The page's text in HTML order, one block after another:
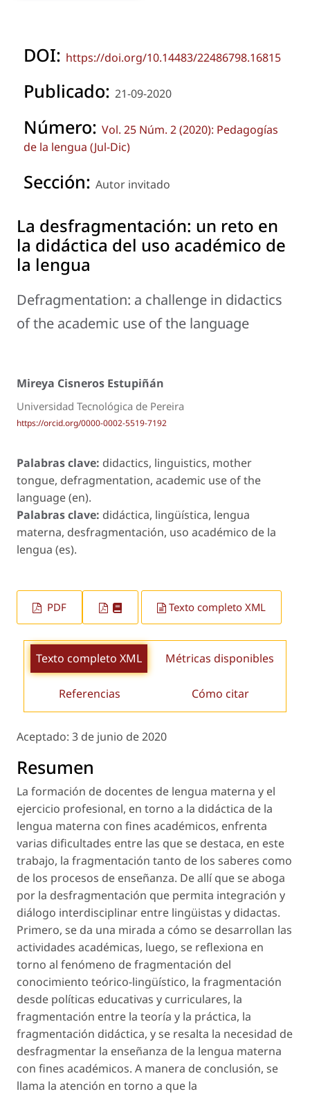
DOI: https://doi.org/10.14483/22486798.16815
Publicado: 21-09-2020
Número: Vol. 25 Núm. 2 (2020): Pedagogías
de la lengua (Jul-Dic)
Sección: Autor invitado
La desfragmentación: un reto en
la didáctica del uso académico de
la lengua
Defragmentation: a challenge in didactics
of the academic use of the language
Mireya Cisneros Estupiñán
Universidad Tecnológica de Pereira
https://orcid.org/0000-0002-5519-7192
Palabras clave: didactics, linguistics, mother
tongue, defragmentation, academic use of the
language (en).
Palabras clave: didáctica, lingüística, lengua
materna, desfragmentación, uso académico de la
lengua (es).
PDF Texto completo XML
Texto completo XML Métricas disponibles
Referencias Cómo citar
Aceptado: 3 de junio de 2020
Resumen
La formación de docentes de lengua materna y el
ejercicio profesional, en torno a la didáctica de la
lengua materna con fines académicos, enfrenta
varias dificultades entre las que se destaca, en este
trabajo, la fragmentación tanto de los saberes como
de los procesos de enseñanza. De allí que se aboga
por la desfragmentación que permita integración y
diálogo interdisciplinar entre lingüistas y didactas.
Primero, se da una mirada a cómo se desarrollan las
actividades académicas, luego, se reflexiona en
torno al fenómeno de fragmentación del
conocimiento teórico-lingüístico, la fragmentación
desde políticas educativas y curriculares, la
fragmentación entre la teoría y la práctica, la
fragmentación didáctica, y se resalta la necesidad de
desfragmentar la enseñanza de la lengua materna
con fines académicos. A manera de conclusión, se
llama la atención en torno a que la